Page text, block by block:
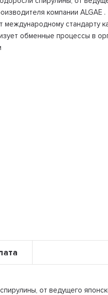
компании ALGAE .
международному стандарту
обменные процессы в
от ведущего